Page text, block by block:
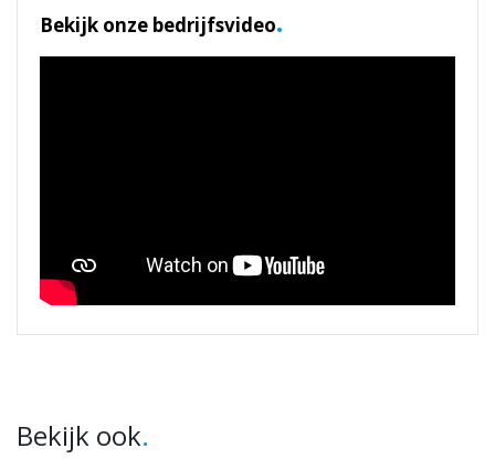
Bekijk onze bedrijfsvideo.
Bekijk ook.